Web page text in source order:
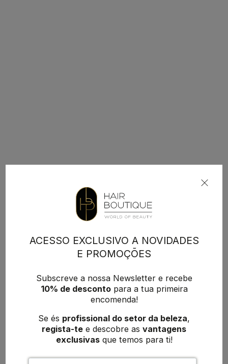
ACESSO EXCLUSIVO A NOVIDADES
E PROMOÇÕES
Subscreve a nossa Newsletter e recebe
10% de descontopara a tua primeira
encomenda!
Se és profissional do setor da beleza,
regista-te e descobre as vantagens
exclusivasque temos para ti!